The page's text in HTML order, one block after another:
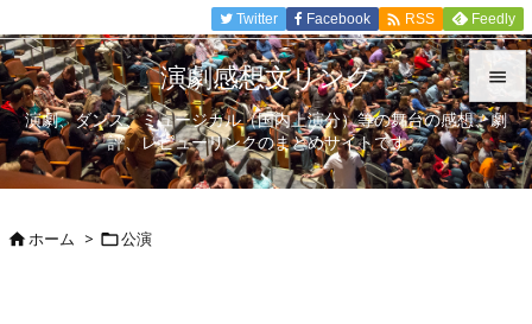


メニュ

Twitter Facebook  RSS Feedly
演劇感想文リンク
演劇、ダンス、ミュージカル（国内上演分）等の舞台の感想、劇
評、レビューリンクのまとめサイトです。
ホーム > 公演